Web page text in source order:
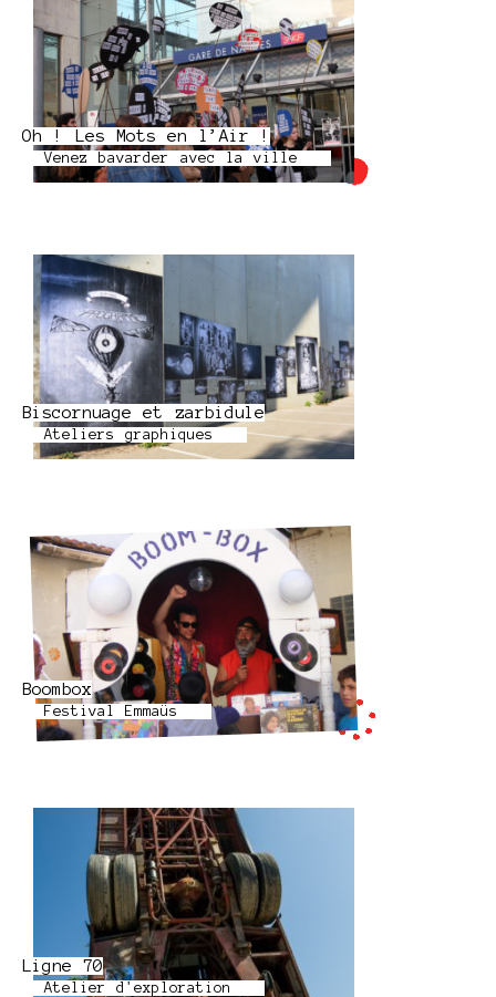
Oh ! Les Mots en l’Air !
Venez bavarder avec la ville
Biscornuage et zarbidule
Ateliers graphiques
Boombox
Festival Emmaüs
Ligne 70
Atelier d'exploration